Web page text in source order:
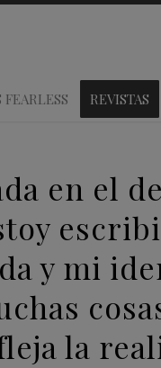
FEARLESS REVISTAS
en el
y mi
la